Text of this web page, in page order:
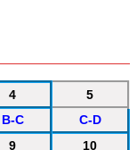
4
5
B-C
C-D
9
10